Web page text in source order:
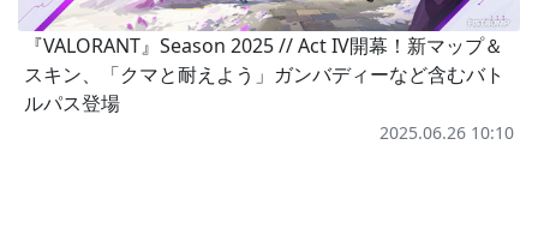
『VALORANT』Season 2025 // Act IV開幕！新マップ＆
スキン、「クマと耐えよう」ガンバディーなど含むバト
ルパス登場
2025.06.26 10:10